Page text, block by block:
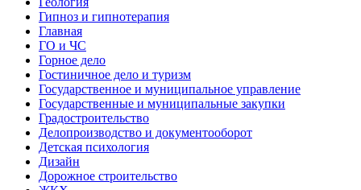
Гипноз и гипнотерапия
Главная
ГО и ЧС
Горное дело
Гостиничное дело и туризм
Государственное и муниципальное управление
Государственные и муниципальные закупки
Градостроительство
Делопроизводство и документооборот
Детская психология
Дизайн
Дорожное строительство